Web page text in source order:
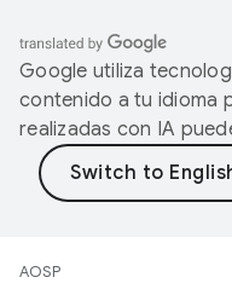
Google utiliza
contenido a tu idioma
realizadas con IA
AOSP